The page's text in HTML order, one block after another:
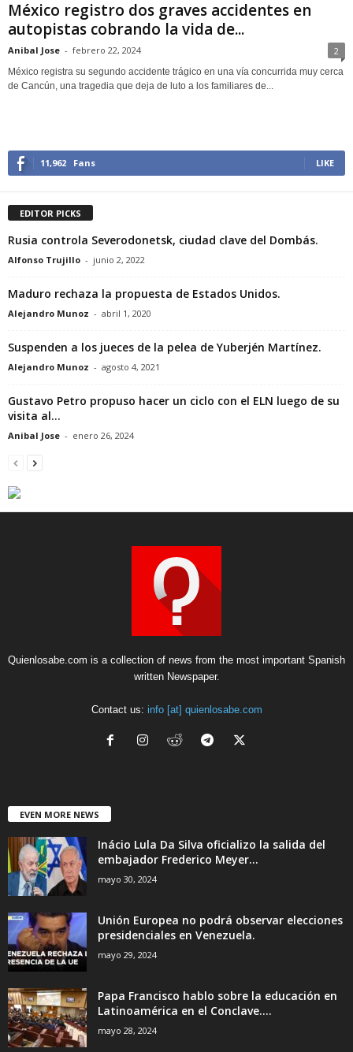
México registro dos graves accidentes en
autopistas cobrando la vida de...
Anibal Jose - febrero 22, 2024 2
México registra su segundo accidente trágico en una vía concurrida muy cerca
de Cancún, una tragedia que deja de luto a los familiares de...
11,962 Fans LIKE
EDITOR PICKS
Rusia controla Severodonetsk, ciudad clave del Dombás.
Alfonso Trujillo - junio 2, 2022
Maduro rechaza la propuesta de Estados Unidos.
Alejandro Munoz - abril 1, 2020
Suspenden a los jueces de la pelea de Yuberjén Martínez.
Alejandro Munoz - agosto 4, 2021
Gustavo Petro propuso hacer un ciclo con el ELN luego de su
visita al...
Anibal Jose - enero 26, 2024
Quienlosabe.com is a collection of news from the most important Spanish
written Newspaper.
Contact us: info [at] quienlosabe.com
EVEN MORE NEWS
Inácio Lula Da Silva oficializo la salida del
embajador Frederico Meyer...
mayo 30, 2024
Unión Europea no podrá observar elecciones
presidenciales en Venezuela.
mayo 29, 2024
Papa Francisco hablo sobre la educación en
Latinoamérica en el Conclave....
mayo 28, 2024